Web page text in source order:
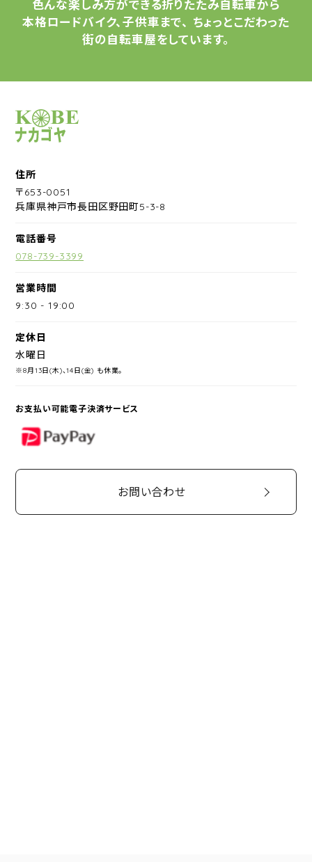
色んな楽しみ方ができる折りたたみ自転車から
本格ロードバイク、子供車まで、 ちょっとこだわった
街の自転車屋をしています。
サイクルショップナカゴヤ
住所
〒653-0051
兵庫県神戸市長田区野田町5-3-8
電話番号
078-739-3399
営業時間
9:30 -19:00
定休日
水曜日
※8月13日(木)、14日(金) も休業。
お支払い可能電子決済サービス
PayPay
お問い合わせ